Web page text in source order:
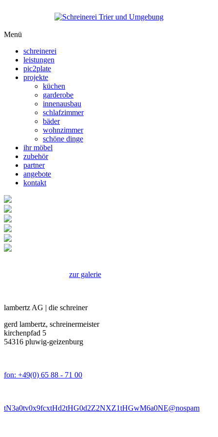
Menü
schreinerei
leistungen
pic2plate
projekte
küchen
garderobe
innenausbau
schlafzimmer
bäder
wohnzimmer
schöne dinge
ihr möbel
zubehör
partner
angebote
kontakt
zur galerie
lambertz AG | die schreiner
gerd lambertz, schreinermeister
kirchenpfad 5
54316 pluwig-geizenburg
fon: +49(0) 65 88 - 71 00
tN3a0tv0x9fcxtHd2tHG0d2Z2NXZ1tHGwM6a0NE@nospam